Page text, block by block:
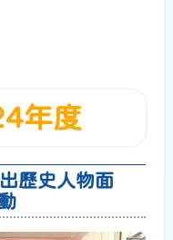
年度
歷史人物面